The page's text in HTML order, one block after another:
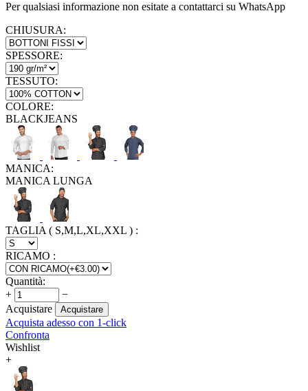
Per qualsiasi informazione non esitate a contattarci su WhatsApp
CHIUSURA:
SPESSORE:
TESSUTO:
COLORE:
BLACKJEANS
MANICA:
MANICA LUNGA
TAGLIA ( S,M,L,XL,XXL ) :
RICAMO :
Quantità:
+
−
Acquistare
Acquistare
Acquista adesso con 1-click
Confronta
Wishlist
+